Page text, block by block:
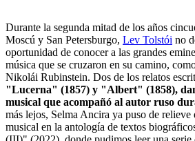
Durante la segunda mitad de los años
Moscú y San Petersburgo, Lev Tolstói no
oportunidad de conocer a las grandes
música que se cruzaron en su camino,
Nikolái Rubinstein. Dos de los relatos
"Lucerna" (1857) y "Albert" (1858),
musical que acompañó al autor ruso
más lejos, Selma Ancira ya puso de
musical en la antología de textos